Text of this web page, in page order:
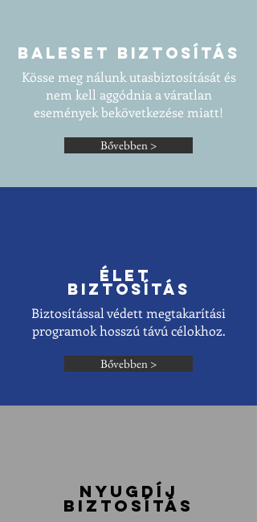
Baleset biztosítás
Kösse meg nálunk utasbiztosítását és
nem kell aggódnia a váratlan
események bekövetkezése miatt!
Bővebben >
Élet
biztosítás
Biztosítással védett megtakarítási
programok hosszú távú célokhoz.
Bővebben >
nyugdíj
biztosítás